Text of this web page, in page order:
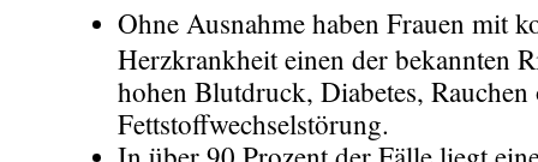
Ohne Ausnahme haben Frauen mit
Herzkrankheit einen der bekannten
hohen Blutdruck, Diabetes, Rauchen
Fettstoffwechselstörung.